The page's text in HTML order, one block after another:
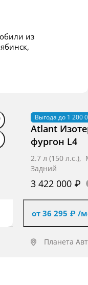
из
Выгода до 1 200
В наличии·
Atlant
фургон L4
2.7 л (150
Задний
3 422 000 ₽
от 36 295 ₽/
Планета